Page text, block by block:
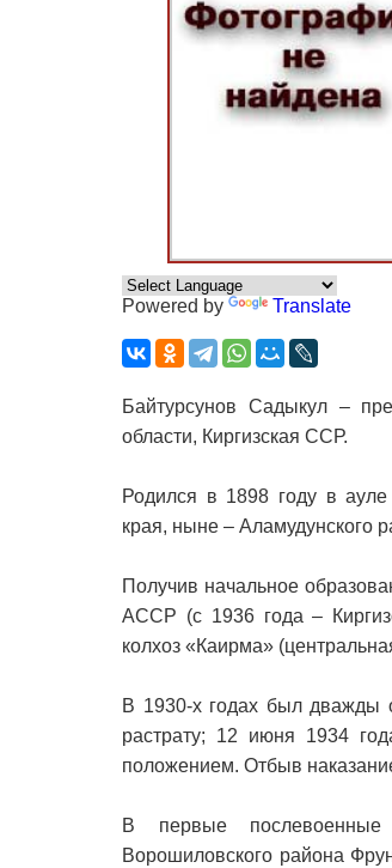
Powered by Translate
Байтурсунов Садыкул –
области, Киргизская ССР.
Родился в 1898 году в ауле
края, ныне – Аламудунского
Получив начальное
АССР (с 1936 года –
колхоз «Каирма»
В 1930-х годах был дважды
растрату; 12 июня 1934
положением. Отбыв
В первые послевоенные
Ворошиловского района